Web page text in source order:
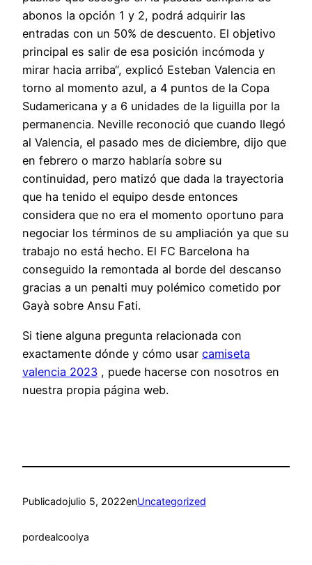
abonos la opción 1 y 2, podrá adquirir las
entradas con un 50% de descuento. El objetivo
principal es salir de esa posición incómoda y
mirar hacia arriba“, explicó Esteban Valencia en
torno al momento azul, a 4 puntos de la Copa
Sudamericana y a 6 unidades de la liguilla por la
permanencia. Neville reconoció que cuando llegó
al Valencia, el pasado mes de diciembre, dijo que
en febrero o marzo hablaría sobre su
continuidad, pero matizó que dada la trayectoria
que ha tenido el equipo desde entonces
considera que no era el momento oportuno para
negociar los términos de su ampliación ya que su
trabajo no está hecho. El FC Barcelona ha
conseguido la remontada al borde del descanso
gracias a un penalti muy polémico cometido por
Gayà sobre Ansu Fati.
Si tiene alguna pregunta relacionada con
exactamente dónde y cómo usar camiseta
valencia 2023 , puede hacerse con nosotros en
nuestra propia página web.
Publicadojulio 5, 2022enUncategorized
pordealcoolya